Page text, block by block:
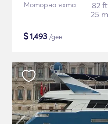
Моторна яхта
82 ft
25 m
$1,493 /ден